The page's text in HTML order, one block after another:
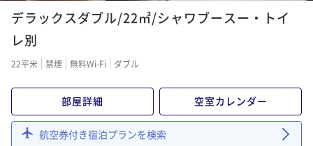
ポイント即利用で最大5％OFF
アーリーチェックイン13時プラン【素泊まり】
素泊まり 現地決済可 事前決済可
IN 13:00 - 24:00 OUT11:00
ポイント即利用で
デラックスダブル/22㎡/シャワブースー・トイ
レ別
22平米 禁煙 無料Wi-Fi ダブル
部屋詳細 空室カレンダー
航空券付き宿泊プランを検索